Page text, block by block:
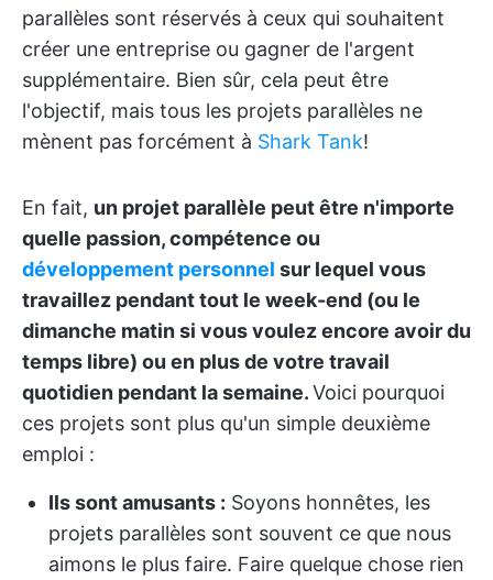
parallèles sont réservés à ceux qui souhaitent
créer une entreprise ou gagner de l'argent
supplémentaire. Bien sûr, cela peut être
l'objectif, mais tous les projets parallèles ne
mènent pas forcément à Shark Tank!
En fait, un projet parallèle peut être n'importe
quelle passion, compétence ou
développement personnel sur lequel vous
travaillez pendant tout le week-end (ou le
dimanche matin si vous voulez encore avoir du
temps libre) ou en plus de votre travail
quotidien pendant la semaine.Voici pourquoi
ces projets sont plus qu'un simple deuxième
emploi :
Ils sont amusants : Soyons honnêtes, les
projets parallèles sont souvent ce que nous
aimons le plus faire. Faire quelque chose rien